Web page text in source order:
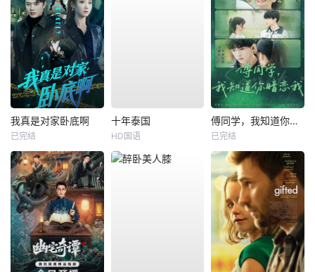
我真是对家卧底啊
已完结
十年泰国
HD国语
傅同学，我知道你暗恋我
已完结